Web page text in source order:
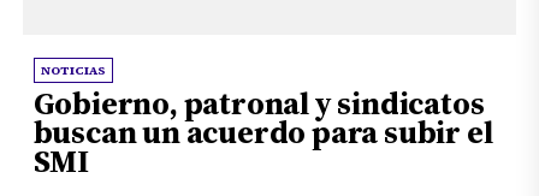
NOTICIAS
Gobierno, patronal y sindicatos
buscan un acuerdo para subir el
SMI